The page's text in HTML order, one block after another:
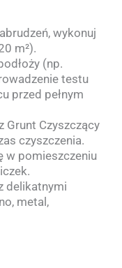
wykonuj
m²).
(np.
testu
przed pełnym
Grunt Czyszczący
czyszczenia.
w pomieszczeniu
delikatnymi
metal,